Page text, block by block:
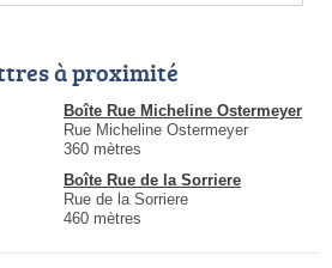
à proximité
Boîte Rue Micheline Ostermeyer
Rue Micheline Ostermeyer
360 mètres
Boîte Rue de la Sorriere
Rue de la Sorriere
460 mètres